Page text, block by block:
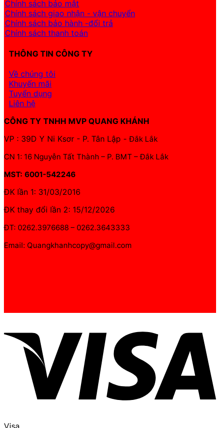
Chính sách bảo mật
Chính sách giao nhận - vận chuyển
Chính sách bảo hành -đổi trả
Chính sách thanh toán
THÔNG TIN CÔNG TY
Về chúng tôi
Khuyến mãi
Tuyển dụng
Liên hệ
CÔNG TY TNHH MVP QUANG KHÁNH
VP : 39D Y Ni Ksơr - P. Tân Lập -Đắk Lắk
CN 1: 16 Nguyễn Tất Thành – P. BMT – Đắk Lắk
MST: 6001-542246
ĐK lần 1: 31/03/2016
ĐK thay đổi lần 2: 15/12/2026
ĐT: 0262.3976688 – 0262.3643333
Email: Quangkhanhcopy@gmail.com
Visa